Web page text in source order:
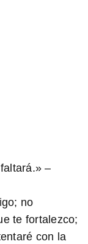
–
no
te fortalezco;
con la